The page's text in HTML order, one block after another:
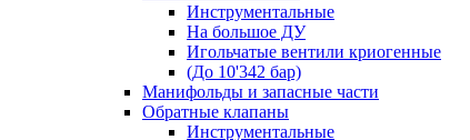
Инструментальные
На большое ДУ
Игольчатые вентили криогенные
(До 10'342 бар)
Манифольды и запасные части
Обратные клапаны
Инструментальные